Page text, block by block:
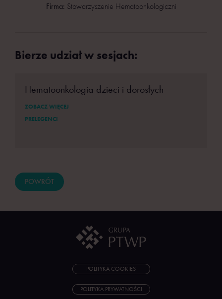
Firma: Stowarzyszenie Hematoonkologiczni
Bierze udział w sesjach:
Hematoonkologia dzieci i dorosłych
ZOBACZ WIĘCEJ
PRELEGENCI
POWRÓT
POLITYKA COOKIES
POLITYKA PRYWATNOŚCI